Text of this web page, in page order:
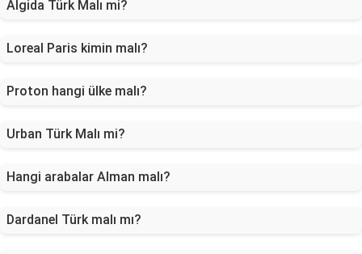
Algida Türk Malı mi?
Loreal Paris kimin malı?
Proton hangi ülke malı?
Urban Türk Malı mi?
Hangi arabalar Alman malı?
Dardanel Türk malı mı?